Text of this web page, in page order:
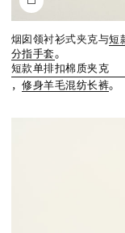
烟囱领衬衫式夹克与短
分指手套。
短款单排扣棉质夹克
，修身羊毛混纺长裤。